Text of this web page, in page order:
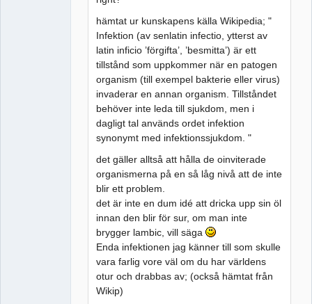
hämtat ur kunskapens källa Wikipedia; "
Infektion (av senlatin infectio, ytterst av
latin inficio ’förgifta’, ’besmitta’) är ett
tillstånd som uppkommer när en patogen
organism (till exempel bakterie eller virus)
invaderar en annan organism. Tillståndet
behöver inte leda till sjukdom, men i
dagligt tal används ordet infektion
synonymt med infektionssjukdom. "
det gäller alltså att hålla de oinviterade
organismerna på en så låg nivå att de inte
blir ett problem.
det är inte en dum idé att dricka upp sin öl
innan den blir för sur, om man inte
brygger lambic, vill säga
Enda infektionen jag känner till som skulle
vara farlig vore väl om du har världens
otur och drabbas av; (också hämtat från
Wikip)